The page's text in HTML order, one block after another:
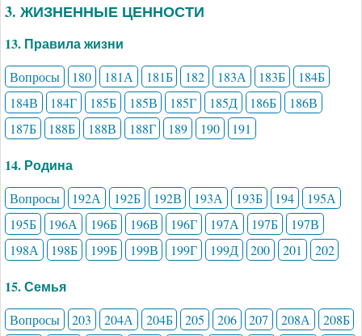
3. ЖИЗНЕННЫЕ ЦЕННОСТИ
13. Правила жизни
Вопросы 180 181А 181Б 182 183А 183Б
184Б
184В
184Г 185Б 185В 185Г 185Д 186Б
186В
187Б
188Б 188В 188Г 189 190 191
14. Родина
Вопросы 192А 192Б 192В 193А 193Б 194
195А
195Б
196А 196Б 196В 196Г 197А 197Б
197В
198А
198Б 199Б 199В 199Г 199Д 200 201 202
15. Семья
Вопросы 203 204А 204Б 205 206 207 208А
208Б